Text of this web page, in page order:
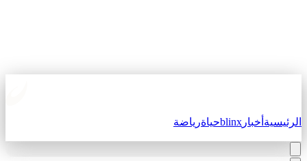
الرئيسيةأخبارblinxحياةرياضة